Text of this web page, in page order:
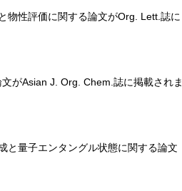
物性評価に関する論文がOrg. Lett.誌に
がAsian J. Org. Chem.誌に掲載されま
と量子エンタングル状態に関する論文